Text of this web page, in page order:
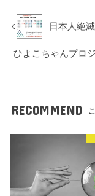
日本人絶
ひよこちゃんプロ
RECOMMEND